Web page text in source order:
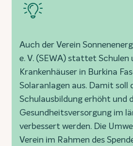
Auch der Verein
e. V. (SEWA) stattet Schulen
Krankenhäuser in Burkina
Solaranlagen aus. Damit
Schulausbildung erhöht und
Gesundheitsversorgung im
verbessert werden. Die
Verein im Rahmen des